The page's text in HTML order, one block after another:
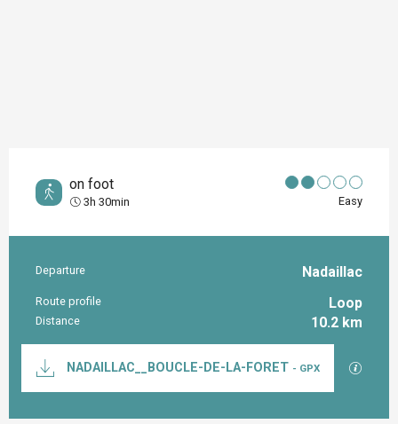
on foot
3h 30min Easy
Practical information
Departure Nadaillac
Route profile Loop
Distance 10.2 km
Documentation
NADAILLAC__BOUCLE-DE-LA-FORET - GPX GPX /